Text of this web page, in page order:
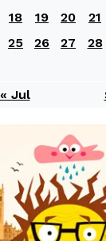
18 19 20 21
25 26 27 28
« Jul